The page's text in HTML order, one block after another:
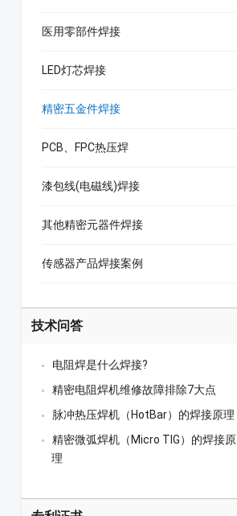
医用零部件焊接
LED灯芯焊接
精密五金件焊接
PCB、FPC热压焊
漆包线(电磁线)焊接
其他精密元器件焊接
传感器产品焊接案例
技术问答
电阻焊是什么焊接?
精密电阻焊机维修故障排除7大点
脉冲热压焊机（HotBar）的焊接原理
精密微弧焊机（Micro TIG）的焊接原
理